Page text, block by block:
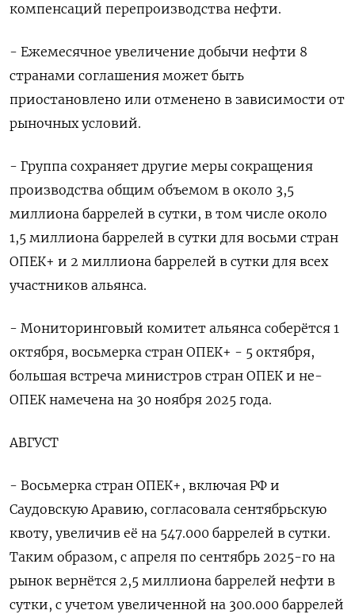
компенсаций перепроизводства нефти.
- Ежемесячное увеличение добычи нефти 8
странами соглашения может быть
приостановлено или отменено в зависимости от
рыночных условий.
- Группа сохраняет другие меры сокращения
производства общим объемом в около 3,5
миллиона баррелей в сутки, в том числе около
1,5 миллиона баррелей в сутки для восьми стран
ОПЕК+ и 2 миллиона баррелей в сутки для всех
участников альянса.
- Мониторинговый комитет альянса соберётся 1
октября, восьмерка стран ОПЕК+ - 5 октября,
большая встреча министров стран ОПЕК и не-
ОПЕК намечена на 30 ноября 2025 года.
АВГУСТ
- Восьмерка стран ОПЕК+, включая РФ и
Саудовскую Аравию, согласовала сентябрьскую
квоту, увеличив её на 547.000 баррелей в сутки.
Таким образом, с апреля по сентябрь 2025-го на
рынок вернётся 2,5 миллиона баррелей нефти в
сутки, с учетом увеличенной на 300.000 баррелей